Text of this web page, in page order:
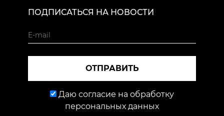
ПОДПИСАТЬСЯ НА НОВОСТИ
ОТПРАВИТЬ
Даю согласие на обработку
персональных данных